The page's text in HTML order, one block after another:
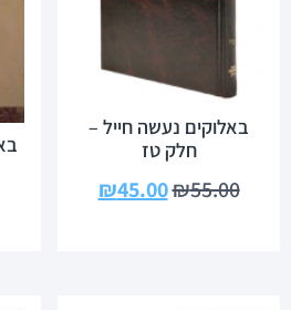
באלוקים נעשה חייל –
חלק טז
₪55.00
₪45.00